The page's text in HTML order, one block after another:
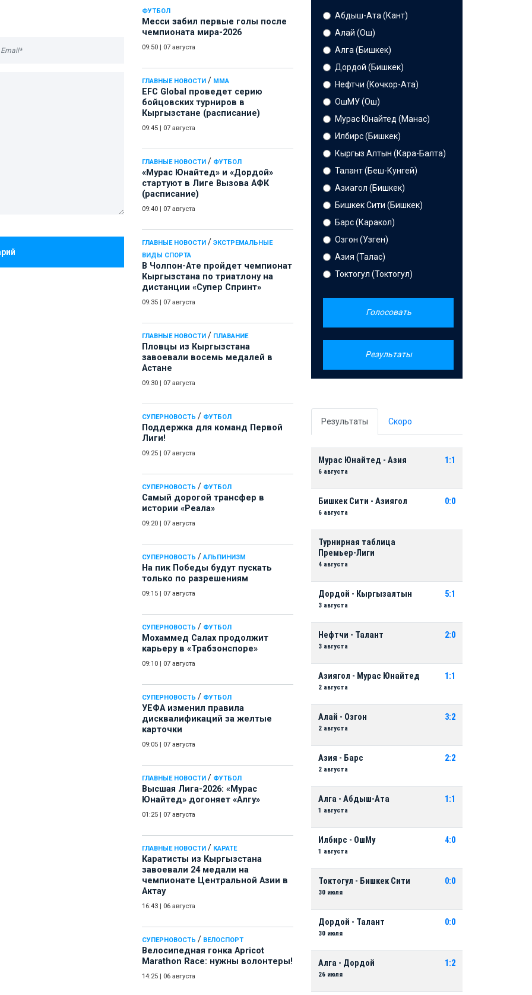
ФУТБОЛ
Месси забил первые голы после
чемпионата мира-2026
09:50 07 августа
ГЛАВНЫЕ НОВОСТИ / ММА
EFC Global проведет серию
бойцовских турниров в
Кыргызстане (расписание)
09:45 07 августа
ГЛАВНЫЕ НОВОСТИ / ФУТБОЛ
«Мурас Юнайтед» и «Дордой»
стартуют в Лиге Вызова АФК
(расписание)
09:40 07 августа
ГЛАВНЫЕ НОВОСТИ / ЭКСТРЕМАЛЬНЫЕ
ВИДЫ СПОРТА
В Чолпон-Ате пройдет чемпионат
Кыргызстана по триатлону на
дистанции «Супер Спринт»
09:35 07 августа
ГЛАВНЫЕ НОВОСТИ / ПЛАВАНИЕ
Пловцы из Кыргызстана
завоевали восемь медалей в
Астане
09:30 07 августа
СУПЕРНОВОСТЬ / ФУТБОЛ
Поддержка для команд Первой
Лиги!
09:25 07 августа
СУПЕРНОВОСТЬ / ФУТБОЛ
Самый дорогой трансфер в
истории «Реала»
09:20 07 августа
СУПЕРНОВОСТЬ / АЛЬПИНИЗМ
На пик Победы будут пускать
только по разрешениям
09:15 07 августа
СУПЕРНОВОСТЬ / ФУТБОЛ
Мохаммед Салах продолжит
карьеру в «Трабзонспоре»
09:10 07 августа
СУПЕРНОВОСТЬ / ФУТБОЛ
УЕФА изменил правила
дисквалификаций за желтые
карточки
09:05 07 августа
ГЛАВНЫЕ НОВОСТИ / ФУТБОЛ
Высшая Лига-2026: «Мурас
Юнайтед» догоняет «Алгу»
01:25 07 августа
ГЛАВНЫЕ НОВОСТИ / КАРАТЕ
Каратисты из Кыргызстана
завоевали 24 медали на
чемпионате Центральной Азии в
Актау
16:43 06 августа
СУПЕРНОВОСТЬ / ВЕЛОСПОРТ
Велосипедная гонка Apricot
Marathon Race: нужны волонтеры!
14:25 06 августа
Абдыш-Ата (Кант)
Алай (Ош)
Алга (Бишкек)
Дордой (Бишкек)
Нефтчи (Кочкор-Ата)
ОшМУ (Ош)
Мурас Юнайтед (Манас)
Илбирс (Бишкек)
Кыргыз Алтын (Кара-Балта)
Талант (Беш-Кунгей)
Азиагол (Бишкек)
Бишкек Сити (Бишкек)
Барс (Каракол)
Озгон (Узген)
Азия (Талас)
Токтогул (Токтогул)
Голосовать
Результаты
Результаты Скоро
Мурас Юнайтед - Азия
6 августа
1:1
Бишкек Сити - Азиягол
6 августа
0:0
Турнирная таблица
Премьер-Лиги
4 августа
Дордой - Кыргызалтын
3 августа
5:1
Нефтчи - Талант
3 августа
2:0
Азиягол - Мурас Юнайтед
2 августа
1:1
Алай - Озгон
2 августа
3:2
Азия - Барс
2 августа
2:2
Алга - Абдыш-Ата
1 августа
1:1
Илбирс - ОшМу
1 августа
4:0
Токтогул - Бишкек Сити
30 июля
0:0
Дордой - Талант
30 июля
0:0
Алга - Дордой
26 июля
1:2